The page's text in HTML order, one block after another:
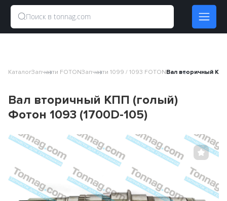
КаталогЗапчасти FOTONЗапчасти 1099 / 1093 FOTONВал вторичный
Вал вторичный КПП (голый)
Фотон 1093 (1700D-105)